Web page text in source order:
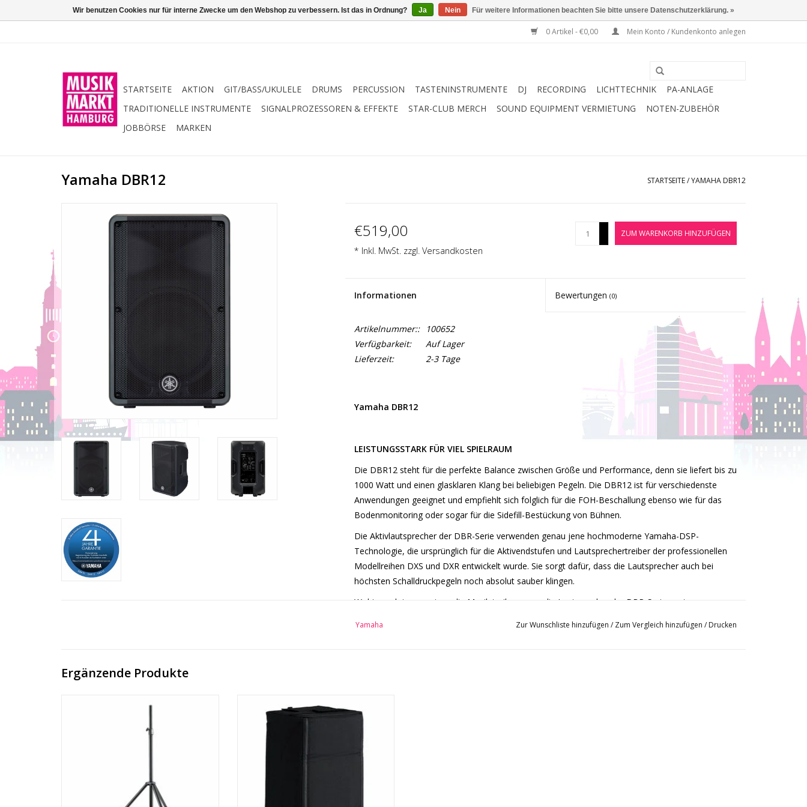
0 Artikel - €0,00 Mein Konto / Kundenkonto anlegen
STARTSEITE AKTION GIT/BASS/UKULELE DRUMS PERCUSSION TASTENINSTRUMENTE DJ RECORDING LICHTTECHNIK
PA-ANLAGE
TRADITIONELLE INSTRUMENTE
SIGNALPROZESSOREN & EFFEKTE STAR-CLUB MERCH SOUND EQUIPMENT VERMIETUNG
NOTEN-ZUBEHÖR
JOBBÖRSE
MARKEN
Yamaha DBR12 STARTSEITE/YAMAHA DBR12
€519,00
* Inkl. MwSt. zzgl. Versandkosten
ZUM WARENKORB HINZUFÜGEN
Informationen Bewertungen(0)
Artikelnummer::
100652
Verfügbarkeit:
Auf Lager
Lieferzeit:
2-3 Tage
Yamaha DBR12
LEISTUNGSSTARK FÜR VIEL SPIELRAUM
Die DBR12 steht für die perfekte Balance zwischen Größe und Performance, denn sie liefert bis zu
1000 Watt und einen glasklaren Klang bei beliebigen Pegeln. Die DBR12 ist für verschiedenste
Anwendungen geeignet und empfiehlt sich folglich für die FOH-Beschallung ebenso wie für das
Bodenmonitoring oder sogar für die Sidefill-Bestückung von Bühnen.
Die Aktivlautsprecher der DBR-Serie verwenden genau jene hochmoderne Yamaha-DSP-
Technologie, die ursprünglich für die Aktivendstufen und Lautsprechertreiber der professionellen
Modellreihen DXS und DXR entwickelt wurde. Sie sorgt dafür, dass die Lautsprecher auch bei
höchsten Schalldruckpegeln noch absolut sauber klingen.
Wohin auch immer einen die Musik treiben mag, die Lautsprecher der DBR-Serie warten nur
einfach transportieren und einrichten lassen, empfehlen sie sich wie kein anderes aktives Modell
Ausführungen mit 10'', 12'' und 15'' erhältlich und verfügen über ein neu entwickeltes, stabiles und
dennoch extrem leichtes Gehäuse, das sich für FOH-Sound ebenso prima eignet wie für
Bodenmonitoring und sogar für geflogene Anwendungen. Ob es um einen Live-Gig, ein DJ-Set
oder die Moderation einer Veranstaltung geht - die Lautsprecher der DBR-Serie holen alles aus
Yamaha Zur Wunschliste hinzufügen / Zum Vergleich hinzufügen / Drucken
Ergänzende Produkte
ZUM WARENKORB HINZUFÜGEN
Ihre Lautsprecher vor ungünstigen
Wetterbedingungen schützen. (Kompatible
Lautsprecher: DXR12, DBR12, CBR12)
ZUM WARENKORB HINZUFÜGEN
Wir benutzen Cookies nur für interne Zwecke um den Webshop zu verbessern. Ist das in Ordnung? Ja Nein Für weitere Informationen beachten Sie bitte unsere Datenschutzerklärung. »